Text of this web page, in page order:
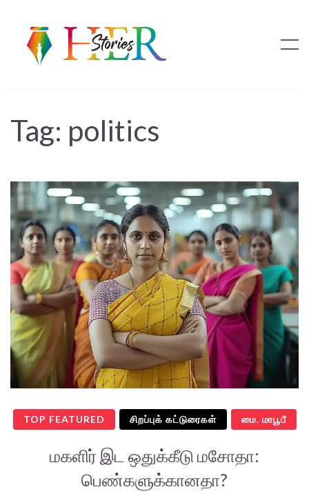
Tag: politics
TOP FEATURED சிறப்புக் கட்டுரைகள் மை. மாபூபீ
மகளிர் இட ஒதுக்கீடு மசோதா:
பெண்களுக்கானதா?